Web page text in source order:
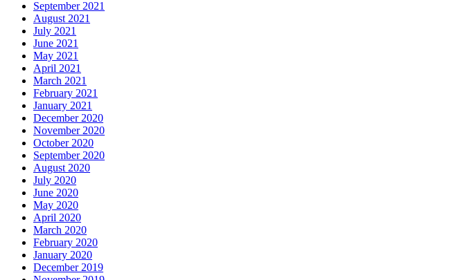
September 2021
August 2021
July 2021
June 2021
May 2021
April 2021
March 2021
February 2021
January 2021
December 2020
November 2020
October 2020
September 2020
August 2020
July 2020
June 2020
May 2020
April 2020
March 2020
February 2020
January 2020
December 2019